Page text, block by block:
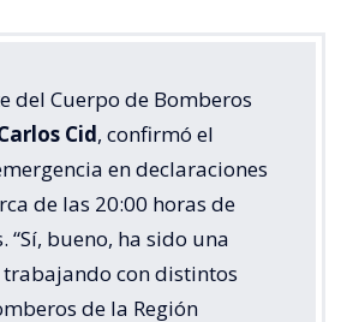
del Cuerpo de Bomberos
Cid, confirmó el
en declaraciones
de las 20:00 horas de
“Sí, bueno, ha sido una
con distintos
de la Región